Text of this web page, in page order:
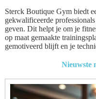
Sterck Boutique Gym biedt
gekwalificeerde
geven. Dit helpt je om je
op maat gemaakte
gemotiveerd blijft en je
Nieuwste